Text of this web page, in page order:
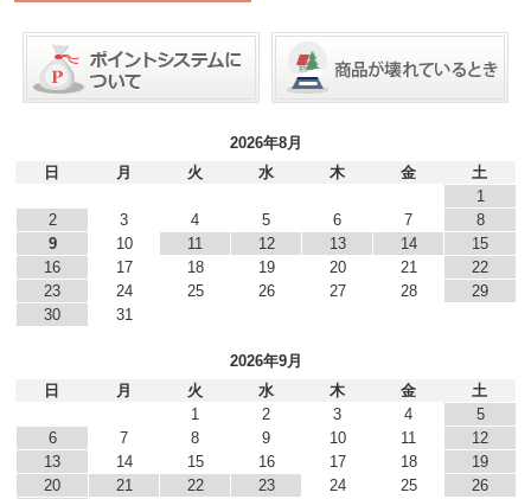
2026年8月
日
月 火 水 木 金
土
1
2
3 4 5 6 7
8
9
10 11 12 13 14
15
16
17 18 19 20 21
22
23
24 25 26 27 28
29
30
31
2026年9月
日
月 火 水 木 金
土
1
2 3 4
5
6
7 8 9 10 11
12
13
14 15 16 17 18
19
20
21 22 23 24 25
26